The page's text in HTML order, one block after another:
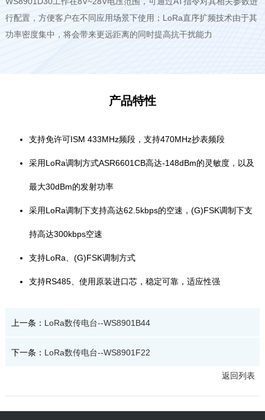
行配置，方便客户在不同应用场景下使用；LoRa直序扩频技术由于其
功率密度集中，将会带来更远距离的同时提高抗干扰能力
产品特性
支持免许可ISM 433MHz频段，支持470MHz抄表频段
采用LoRa调制方式ASR6601CB高达-148dBm的灵敏度，以及
最大30dBm的发射功率
采用LoRa调制下支持高达62.5kbps的空速，(G)FSK调制下支
持高达300kbps空速
支持LoRa、(G)FSK调制方式
支持RS485、使用原装进口芯，稳定可靠，适应性强
上一条： LoRa数传电台--WS8901B44
下一条： LoRa数传电台--WS8901F22
返回列表